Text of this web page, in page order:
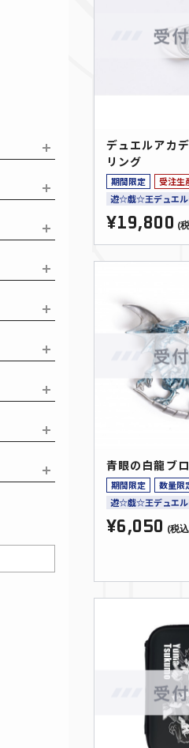
デュエルアカ
リング
期間限定
受注生
遊☆戯☆王デュエル
¥19,800 (
青眼の白龍ブ
期間限定 数量限
遊☆戯☆王デュエル
¥6,050 (税